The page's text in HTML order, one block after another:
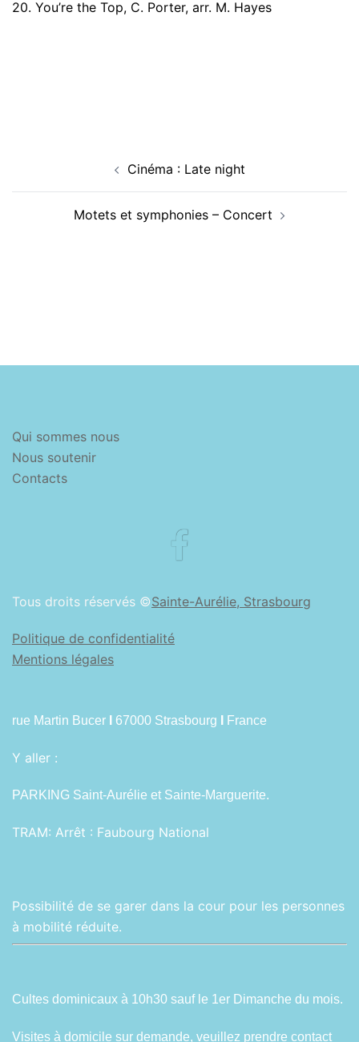
20. You’re the Top, C. Porter, arr. M. Hayes
Cinéma : Late night
Motets et symphonies – Concert
Qui sommes nous
Nous soutenir
Contacts
Tous droits réservés ©Sainte-Aurélie, Strasbourg
Politique de confidentialité
Mentions légales
rue Martin Bucer 67000 Strasbourg France
Y aller :
PARKING Saint-Aurélie et Sainte-Marguerite.
TRAM: Arrêt : Faubourg National
Possibilité de se garer dans la cour pour les personnes
à mobilité réduite.
Cultes dominicaux à 10h30 sauf le 1er Dimanche du mois.
Visites à domicile sur demande, veuillez prendre contact